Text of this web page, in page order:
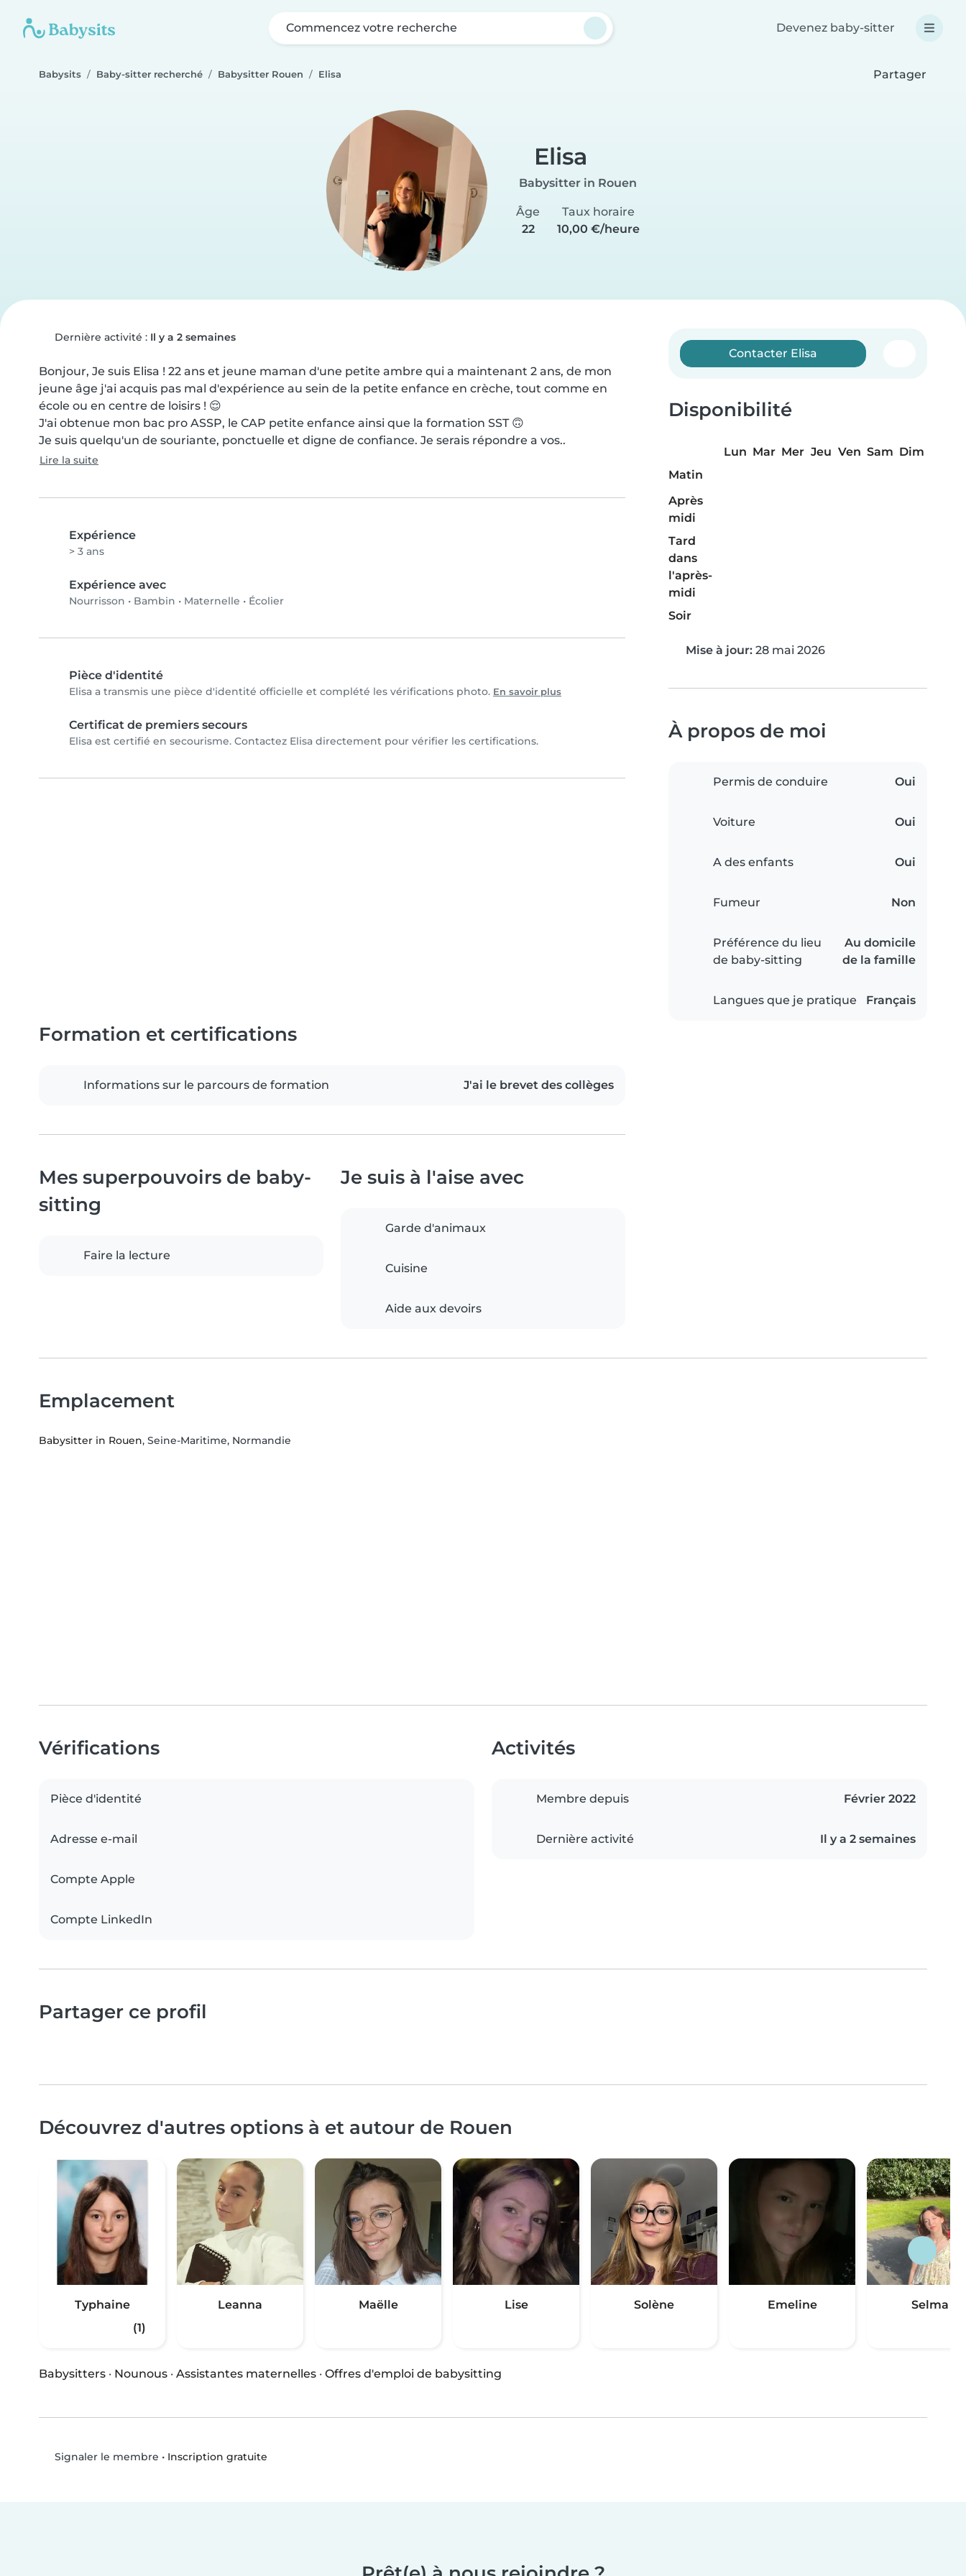
Commencez votre recherche Devenez baby-sitter
Babysits Baby-sitter recherché Babysitter Rouen Elisa Partager
Elisa
Babysitter in Rouen
Âge
22
Taux horaire
10,00 €/heure
Dernière activité : Il y a 2 semaines
Bonjour, Je suis Elisa ! 22 ans et jeune maman d'une petite ambre qui a maintenant 2 ans, de mon
jeune âge j'ai acquis pas mal d'expérience au sein de la petite enfance en crèche, tout comme en
école ou en centre de loisirs ! 😌
J'ai obtenue mon bac pro ASSP, le CAP petite enfance ainsi que la formation SST 🙃
Je suis quelqu'un de souriante, ponctuelle et digne de confiance. Je serais répondre a vos..
Lire la suite
Expérience
> 3 ans
Expérience avec
Nourrisson • Bambin • Maternelle • Écolier
Pièce d'identité
Elisa a transmis une pièce d'identité officielle et complété les vérifications photo. En savoir plus
Certificat de premiers secours
Elisa est certifié en secourisme. Contactez Elisa directement pour vérifier les certifications.
Contacter Elisa
Disponibilité
Lun Mar Mer Jeu Ven Sam Dim
Matin
Après
midi
Tard
dans
l'après-
midi
Soir
Mise à jour: 28 mai 2026
À propos de moi
Permis de conduire Oui
Voiture Oui
A des enfants Oui
Fumeur Non
Préférence du lieu
de baby-sitting
Au domicile
de la famille
Langues que je pratique Français
Formation et certifications
Informations sur le parcours de formation J'ai le brevet des collèges
Mes superpouvoirs de baby-
sitting
Faire la lecture
Je suis à l'aise avec
Garde d'animaux
Cuisine
Aide aux devoirs
Emplacement
Babysitter in Rouen, Seine-Maritime, Normandie
Vérifications
Pièce d'identité
Adresse e-mail
Compte Apple
Compte LinkedIn
Activités
Membre depuis Février 2022
Dernière activité Il y a 2 semaines
Partager ce profil
Découvrez d'autres options à et autour de Rouen
Typhaine
(1)
Leanna Maëlle Lise Solène Emeline Selma
Babysitters · Nounous · Assistantes maternelles · Offres d'emploi de babysitting
Signaler le membre • Inscription gratuite